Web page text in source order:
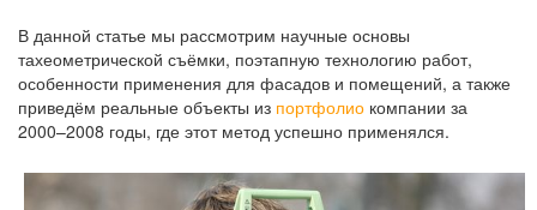
В данной статье мы рассмотрим научные основы
тахеометрической съёмки, поэтапную технологию работ,
особенности применения для фасадов и помещений, а также
приведём реальные объекты из портфолио компании за
2000–2008 годы, где этот метод успешно применялся.